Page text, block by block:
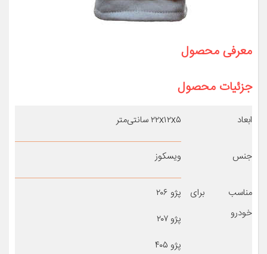
معرفی محصول
جزئیات محصول
ابعاد ۲۲x۱۲x۵ سانتی‌متر
جنس ویسکوز
مناسب برای
خودرو
پژو ۲۰۶
پژو ۲۰۷
پژو ۴۰۵